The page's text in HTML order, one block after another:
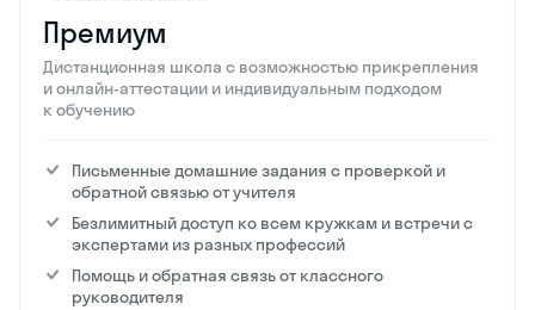
Премиум
Дистанционная школа с возможностью прикрепления
и онлайн-аттестации и индивидуальным подходом
к обучению
Письменные домашние задания с проверкой и
обратной связью от учителя
Безлимитный доступ ко всем кружкам и встречи с
экспертами из разных профессий
Помощь и обратная связь от классного
руководителя